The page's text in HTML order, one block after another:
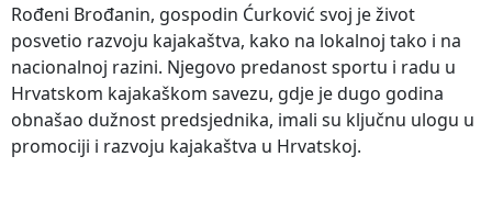
Rođeni Brođanin, gospodin Ćurković svoj je život
posvetio razvoju kajakaštva, kako na lokalnoj tako i na
nacionalnoj razini. Njegovo predanost sportu i radu u
Hrvatskom kajakaškom savezu, gdje je dugo godina
obnašao dužnost predsjednika, imali su ključnu ulogu u
promociji i razvoju kajakaštva u Hrvatskoj.